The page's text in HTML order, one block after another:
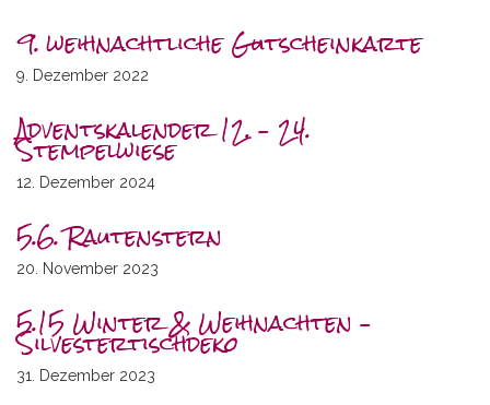
9. weihnachtliche Gutscheinkarte
9. Dezember 2022
Adventskalender 12. – 24.
Stempelwiese
12. Dezember 2024
5.6. Rautenstern
20. November 2023
5.15 Winter & Weihnachten –
Silvestertischdeko
31. Dezember 2023